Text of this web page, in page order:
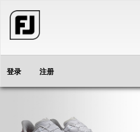
登录 注册